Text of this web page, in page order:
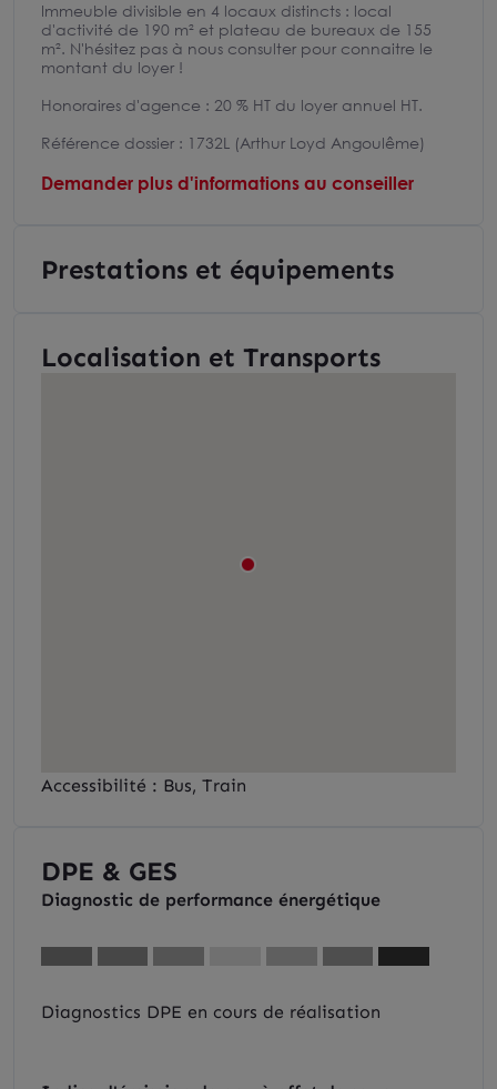
Immeuble divisible en 4 locaux distincts : local
d'activité de 190 m² et plateau de bureaux de 155
m². N'hésitez pas à nous consulter pour connaitre le
montant du loyer !
Honoraires d'agence : 20 % HT du loyer annuel HT.
Référence dossier : 1732L (Arthur Loyd Angoulême)
Demander plus d'informations au conseiller
Prestations et équipements
Localisation et Transports
Accessibilité : Bus, Train
DPE & GES
Diagnostic de performance énergétique
Diagnostics DPE en cours de réalisation